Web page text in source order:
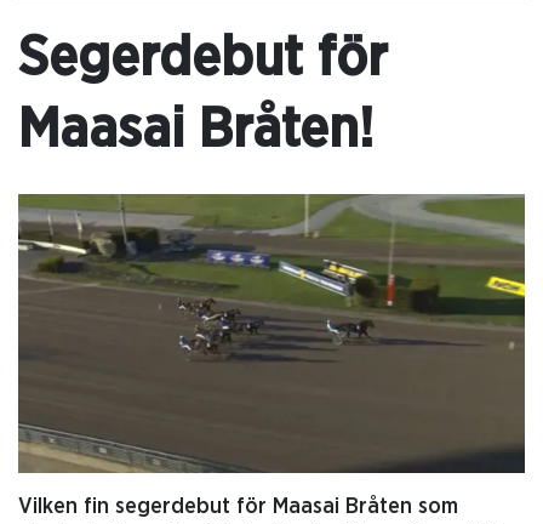
Segerdebut för
Maasai Bråten!
Vilken fin segerdebut för Maasai Bråten som